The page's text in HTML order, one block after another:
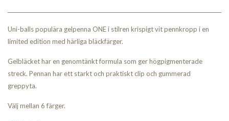
Uni-balls populära gelpenna ONE i stilren krispigt vit pennkropp i en
limited edition med härliga bläckfärger.
Gelbläcket har en genomtänkt formula som ger högpigmenterade
streck. Pennan har ett starkt och praktiskt clip och gummerad
greppyta.
Välj mellan 6 färger.